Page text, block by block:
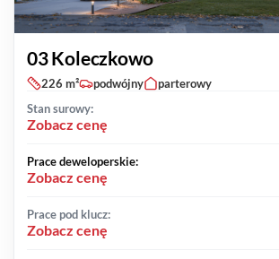
03 Koleczkowo
226 m² podwójny
parterowy
Stan surowy:
Zobacz cenę
Prace deweloperskie:
Zobacz cenę
Prace pod klucz:
Zobacz cenę